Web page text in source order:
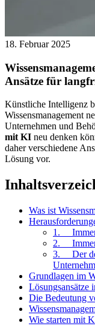
18. Februar 2025
Ansätze für
Künstliche Intelligenz
Wissensmanagement
Unternehmen und
mit KI neu denken
daher verschiedene
Lösung vor.
Was ist
1. Immer
2. Immer
3. Der
Grundlagen im
Lösungsansätze
Die Bedeutung
Wie starten mit